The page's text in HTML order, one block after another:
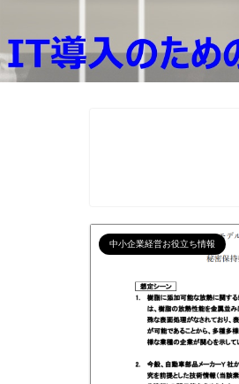
中小企業経営お役立ち情報